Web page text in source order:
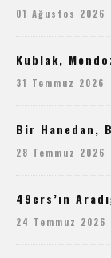
01 Ağustos 2026
Kubiak,
31 Temmuz 2026
Bir Hanedan,
28 Temmuz 2026
49ers’ın
24 Temmuz 2026